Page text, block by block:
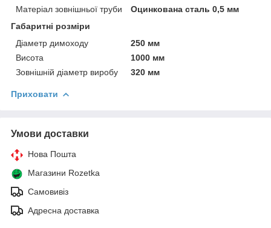
Матеріал зовнішньої труби
Оцинкована сталь 0,5 мм
Габаритні розміри
Діаметр димоходу
250 мм
Висота
1000 мм
Зовнішній діаметр виробу
320 мм
Приховати
Умови доставки
Нова Пошта
Магазини Rozetka
Самовивіз
Адресна доставка